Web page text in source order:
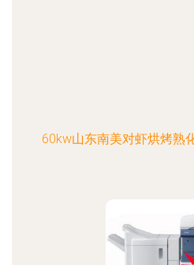
60kw山东南美对虾烘烤熟